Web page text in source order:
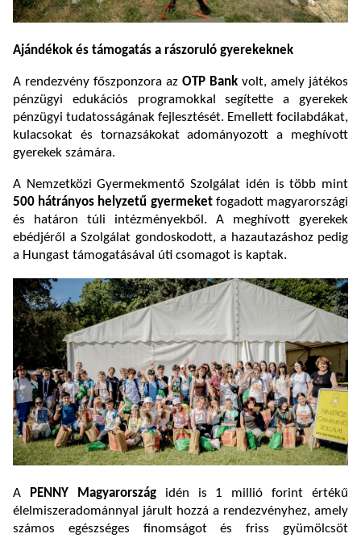
Ajándékok és támogatás a rászoruló gyerekeknek
A rendezvény főszponzora az OTP Bank volt, amely játékos
pénzügyi edukációs programokkal segítette a gyerekek
pénzügyi tudatosságának fejlesztését. Emellett focilabdákat,
kulacsokat és tornazsákokat adományozott a meghívott
gyerekek számára.
A Nemzetközi Gyermekmentő Szolgálat idén is több mint
500 hátrányos helyzetű gyermeketfogadott magyarországi
és határon túli intézményekből. A meghívott gyerekek
ebédjéről a Szolgálat gondoskodott, a hazautazáshoz pedig
a Hungast támogatásával úti csomagot is kaptak.
A PENNY Magyarországidén is 1 millió forint értékű
élelmiszeradománnyal járult hozzá a rendezvényhez, amely
számos egészséges finomságot és friss gyümölcsöt